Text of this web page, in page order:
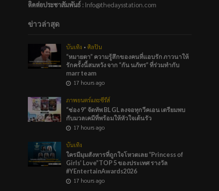
ติดต่อประชาสัมพันธ์: Info@thedaysstation.com
ข่าวล่าสุด
บันเทิง • ศิลปิน
“หมายตา” ความรู้สึกของคนที่แอบรัก ภาวนาให้
รักครั้งนี้สมหวัง จาก “กัน นภัทร” ที่ร่วมทำกับ
marr team
17 hours ago
ภาพยนตร์และซีรีส์
“ช่อง 9” จัดทัพ BL GL ลงจอทุกวีคเอน เตรียมพบ
กับมวลเคมีที่พร้อมให้หัวใจเต้นรัว
17 hours ago
บันเทิง
ใครมีมุมสังหารที่ถูกใจโหวตเลย “Princess of
Girls’ Love”TOP 5 ของประเทศ รางวัล
#YEntertainAwards2026
17 hours ago